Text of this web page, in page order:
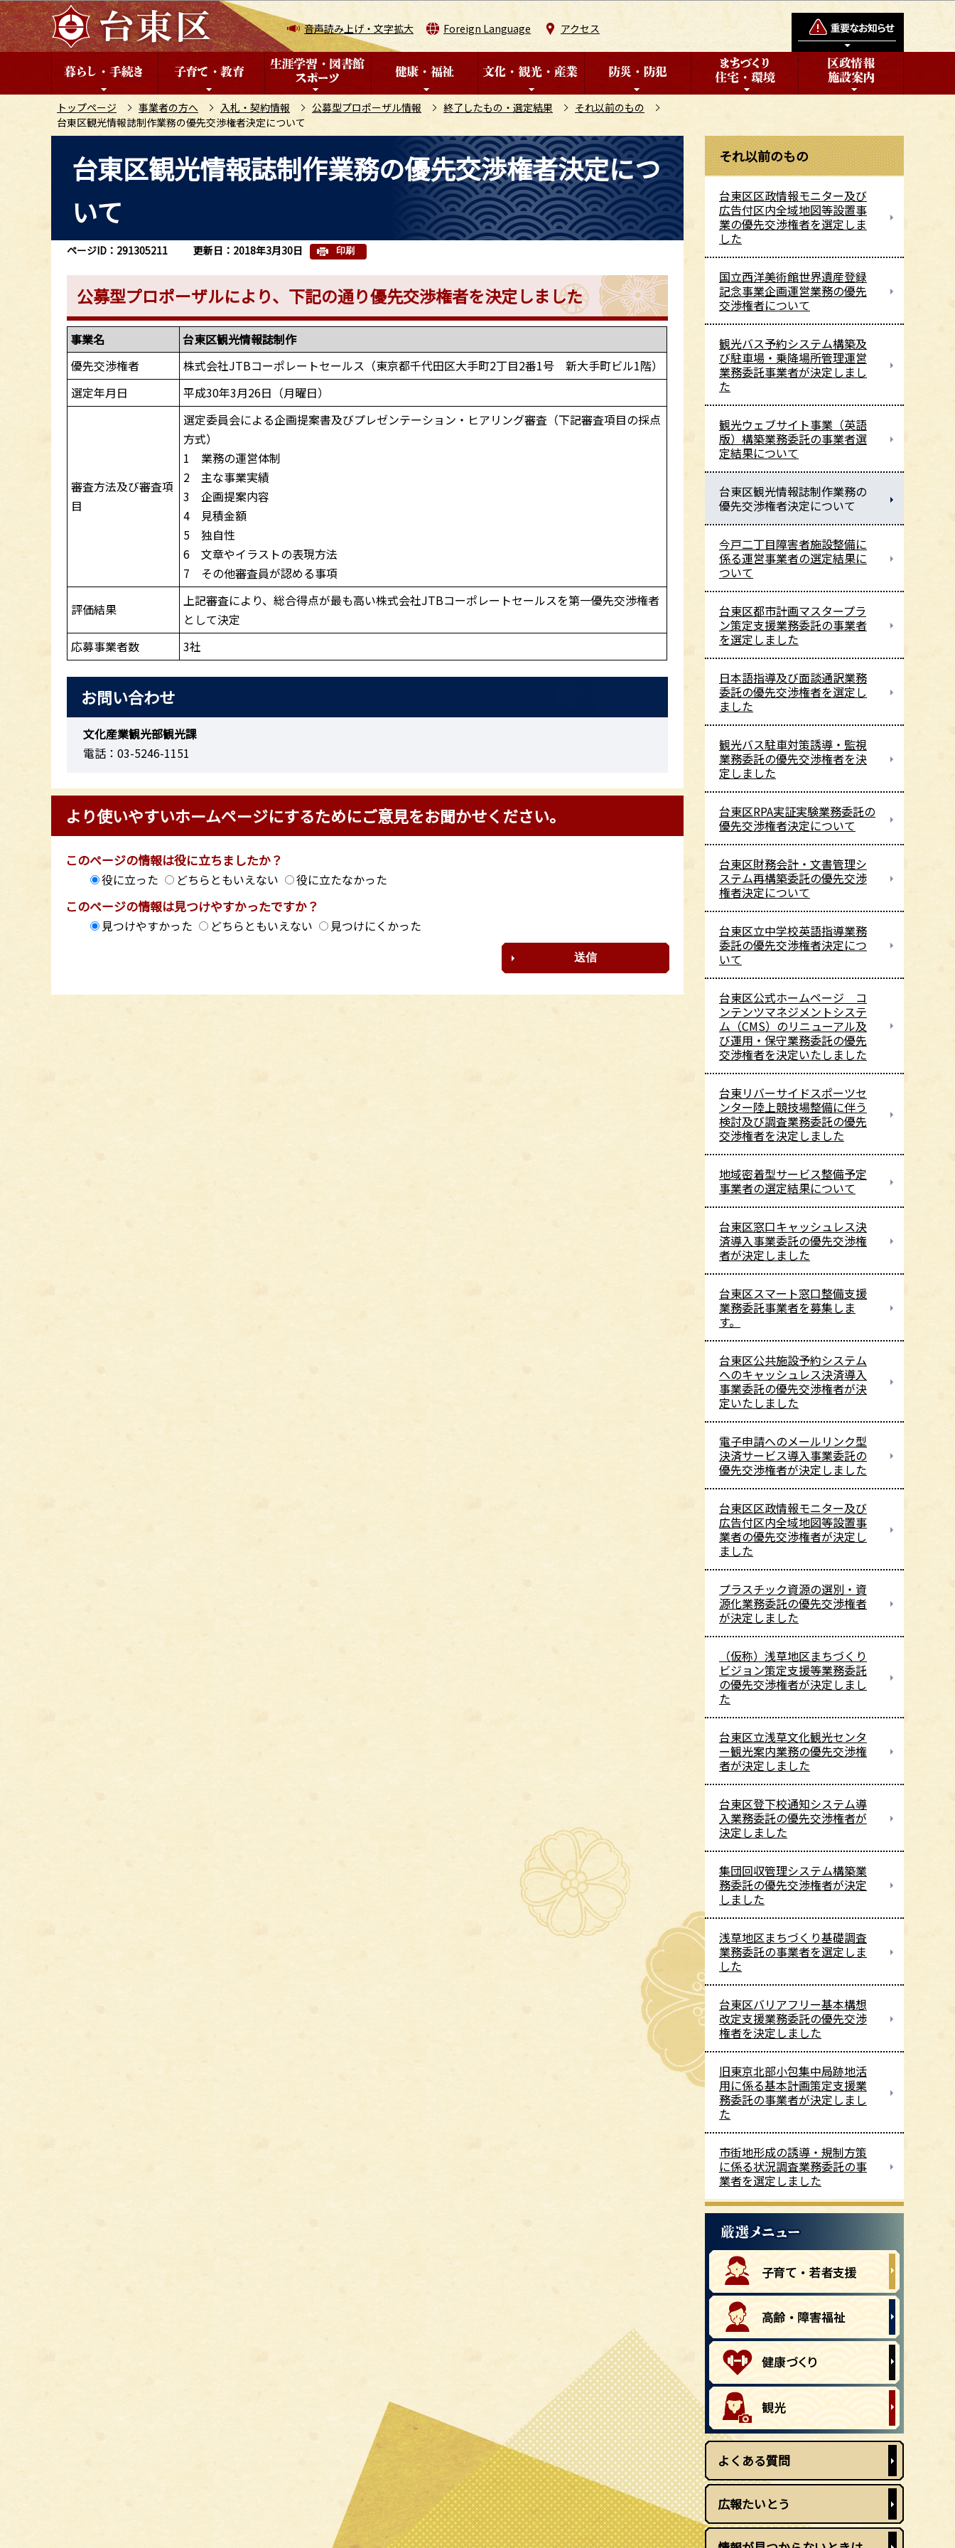
こ
の
ペ
音声読み上げ・文字拡大 Foreign Language アクセス
トップページ 事業者の方へ 入札・契約情報 公募型プロポーザル情報 終了したもの・選定結果
それ以前のもの
台東区観光情報誌制作業務の優先交渉権者決定について
ら
台東区観光情報誌制作業務の優先交渉権者決定につ
いて
ページID：291305211 更新日：2018年3月30日 印刷
公募型プロポーザルにより、下記の通り優先交渉権者を決定しました
事業名
台東区観光情報誌制作
優先交渉権者
株式会社JTBコーポレートセールス（東京都千代田区大手町2丁目2番1号 新大手町ビル1階）
選定年月日
平成30年3月26日（月曜日）
審査方法及び審査項
目
選定委員会による企画提案書及びプレゼンテーション・ヒアリング審査（下記審査項目の採点
方式）
1 業務の運営体制
2 主な事業実績
3 企画提案内容
4 見積金額
5 独自性
6 文章やイラストの表現方法
7 その他審査員が認める事項
評価結果
上記審査により、総合得点が最も高い株式会社JTBコーポレートセールスを第一優先交渉権者
として決定
応募事業者数
3社
お問い合わせ
文化産業観光部観光課
電話：03-5246-1151
より使いやすいホームページにするためにご意見をお聞かせください。
このページの情報は役に立ちましたか？
役に立った どちらともいえない 役に立たなかった
このページの情報は見つけやすかったですか？
見つけやすかった どちらともいえない 見つけにくかった
それ以前のもの
台東区区政情報モニター及び
広告付区内全域地図等設置事
業の優先交渉権者を選定しま
した
国立西洋美術館世界遺産登録
記念事業企画運営業務の優先
交渉権者について
観光バス予約システム構築及
び駐車場・乗降場所管理運営
業務委託事業者が決定しまし
た
観光ウェブサイト事業（英語
版）構築業務委託の事業者選
定結果について
台東区観光情報誌制作業務の
優先交渉権者決定について
今戸二丁目障害者施設整備に
係る運営事業者の選定結果に
ついて
台東区都市計画マスタープラ
ン策定支援業務委託の事業者
を選定しました
日本語指導及び面談通訳業務
委託の優先交渉権者を選定し
ました
観光バス駐車対策誘導・監視
業務委託の優先交渉権者を決
定しました
台東区RPA実証実験業務委託の
優先交渉権者決定について
台東区財務会計・文書管理シ
ステム再構築委託の優先交渉
権者決定について
台東区立中学校英語指導業務
委託の優先交渉権者決定につ
いて
台東区公式ホームページ コ
ンテンツマネジメントシステ
ム（CMS）のリニューアル及
び運用・保守業務委託の優先
交渉権者を決定いたしました
台東リバーサイドスポーツセ
ンター陸上競技場整備に伴う
検討及び調査業務委託の優先
交渉権者を決定しました
地域密着型サービス整備予定
事業者の選定結果について
台東区窓口キャッシュレス決
済導入事業委託の優先交渉権
者が決定しました
台東区スマート窓口整備支援
業務委託事業者を募集しま
す。
台東区公共施設予約システム
へのキャッシュレス決済導入
事業委託の優先交渉権者が決
定いたしました
電子申請へのメールリンク型
決済サービス導入事業委託の
優先交渉権者が決定しました
台東区区政情報モニター及び
広告付区内全域地図等設置事
業者の優先交渉権者が決定し
ました
プラスチック資源の選別・資
源化業務委託の優先交渉権者
が決定しました
（仮称）浅草地区まちづくり
ビジョン策定支援等業務委託
の優先交渉権者が決定しまし
た
台東区立浅草文化観光センタ
ー観光案内業務の優先交渉権
者が決定しました
台東区登下校通知システム導
入業務委託の優先交渉権者が
決定しました
集団回収管理システム構築業
務委託の優先交渉権者が決定
しました
浅草地区まちづくり基礎調査
業務委託の事業者を選定しま
した
台東区バリアフリー基本構想
改定支援業務委託の優先交渉
権者を決定しました
旧東京北部小包集中局跡地活
用に係る基本計画策定支援業
務委託の事業者が決定しまし
た
市街地形成の誘導・規制方策
に係る状況調査業務委託の事
業者を選定しました
よくある質問
広報たいとう